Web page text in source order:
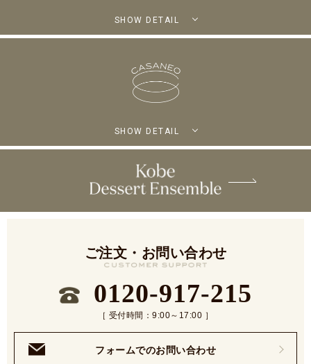
SHOW DETAIL
SHOW DETAIL
ご注文・お問い合わせ
0120-917-215
［ 受付時間：9:00～17:00 ］
フォームでのお問い合わせ